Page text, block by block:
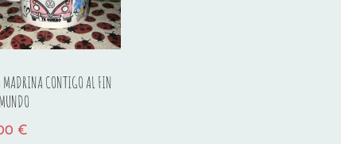
MADRINA CONTIGO AL FIN
€